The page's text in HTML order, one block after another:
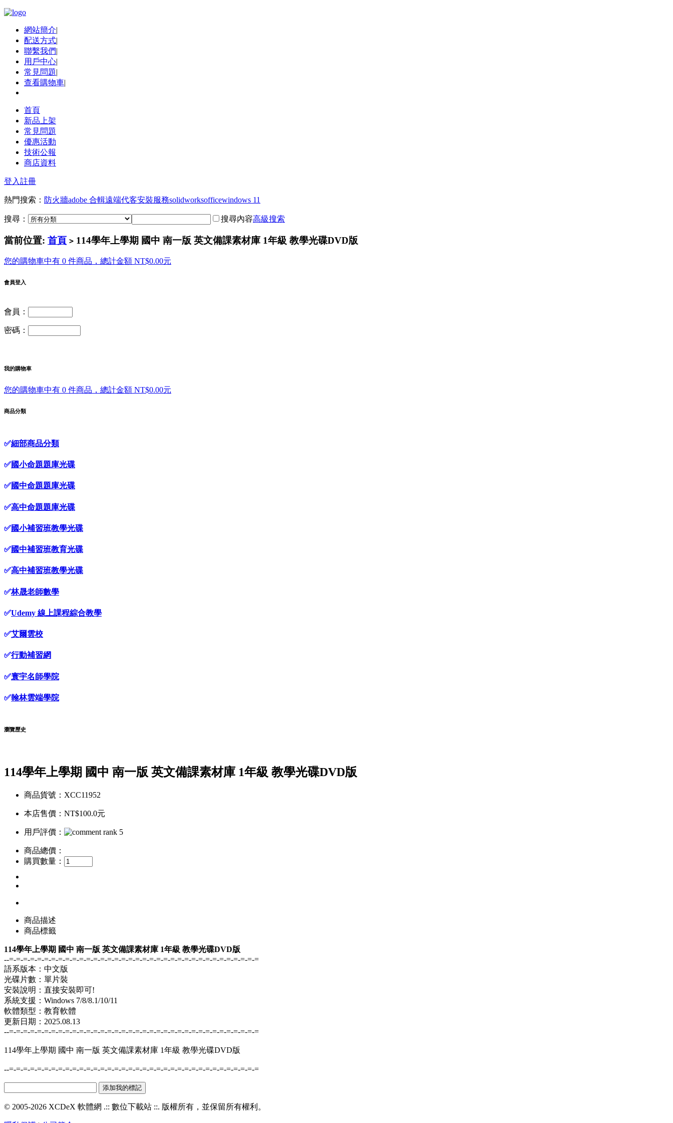
網站簡介|
配送方式|
聯繫我們|
用戶中心|
常見問題|
查看購物車|
首頁
新品上架
常見問題
優惠活動
技術公報
商店資料
登入註冊
熱門搜索： 防火牆adobe 合輯遠端代客安裝服務solidworksofficewindows 11
搜尋： 搜尋內容高級搜索
當前位置: 首頁 > 114學年上學期 國中 南一版 英文備課素材庫 1年級 教學光碟DVD版
您的購物車中有 0 件商品，總計金額 NT$0.00元
會員登入
會員：
密碼：
我的購物車
您的購物車中有 0 件商品，總計金額 NT$0.00元
商品分類
✅細部商品分類
✅國小命題題庫光碟
✅國中命題題庫光碟
✅高中命題題庫光碟
✅國小補習班教學光碟
✅國中補習班教育光碟
✅高中補習班教學光碟
✅林晟老師數學
✅Udemy 線上課程綜合教學
✅艾爾雲校
✅行動補習網
✅寰宇名師學院
✅翰林雲端學院
瀏覽歷史
114學年上學期 國中 南一版 英文備課素材庫 1年級 教學光碟DVD版
商品貨號：XCC11952
本店售價： NT$100.0元
用戶評價：
商品總價：
購買數量：
商品描述
商品標籤
114學年上學期 國中 南一版 英文備課素材庫 1年級 教學光碟DVD版
--=-=-=-=-=-=-=-=-=-=-=-=-=-=-=-=-=-=-=-=-=-=-=-=-=-=-=-=-=-=-=-=-=-=-=-=
語系版本：中文版
光碟片數：單片裝
安裝說明：直接安裝即可!
系統支援：Windows 7/8/8.1/10/11
軟體類型：教育軟體
更新日期：2025.08.13
--=-=-=-=-=-=-=-=-=-=-=-=-=-=-=-=-=-=-=-=-=-=-=-=-=-=-=-=-=-=-=-=-=-=-=-=
114學年上學期 國中 南一版 英文備課素材庫 1年級 教學光碟DVD版
--=-=-=-=-=-=-=-=-=-=-=-=-=-=-=-=-=-=-=-=-=-=-=-=-=-=-=-=-=-=-=-=-=-=-=-=
© 2005-2026 XCDeX 軟體網 .:: 數位下載站 ::. 版權所有，並保留所有權利。